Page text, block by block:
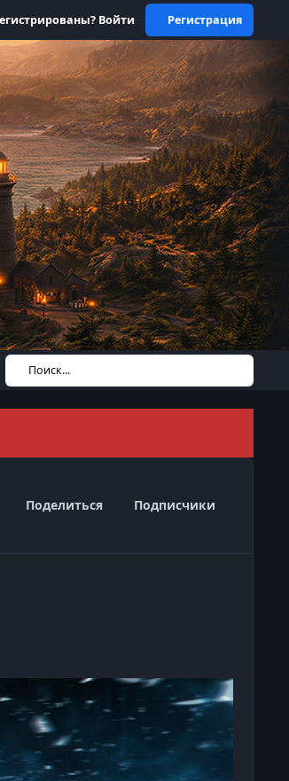
Войти Регистрация
Поиск...
Поделиться Подписчики